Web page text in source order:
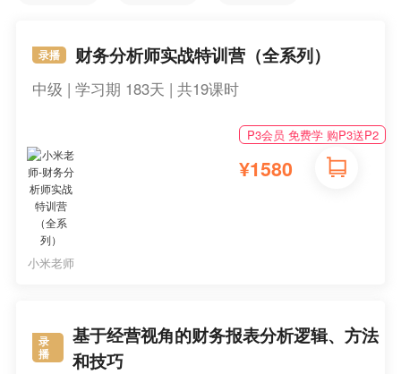
录播 财务分析师实战特训营（全系列）
中级 | 学习期 183天 | 共19课时
小米老师
P3会员 免费学 购P3送P2
¥1580
录
播
基于经营视角的财务报表分析逻辑、方法
和技巧